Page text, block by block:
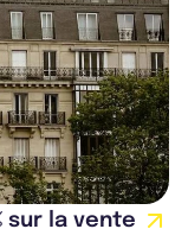
sur la vente